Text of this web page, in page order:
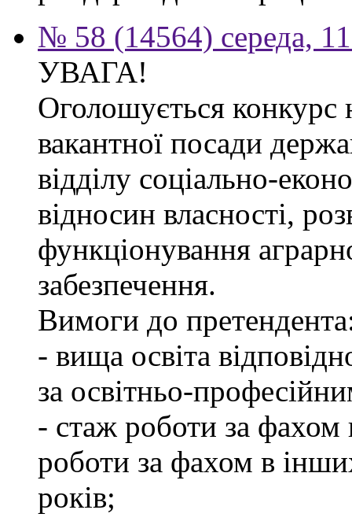
№ 58 (14564) середа,
УВАГА!
Оголошується конкурс
вакантної посади
відділу соціально-
відносин власності,
функціонування
забезпечення.
Вимоги до
- вища освіта
за освітньо-
- стаж роботи за
роботи за фахом в
років;